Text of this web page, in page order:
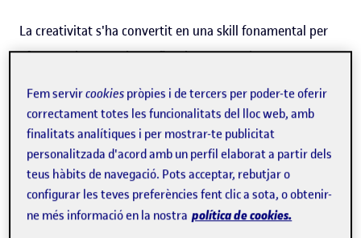
La creativitat s'ha convertit en una skill fonamental per
afrontar els reptes i aprofitar les oportunitats que ens
originals, resoldre problemes de manera innovadora i
expressar-se diferent és i serà crucial per a professionals i
organitzacions.
Els cursos de creativitat de la UOC et permeten
desenvolupar i perfeccionar progressivament aquesta
Fem servircookies pròpies i de tercers per poder-te oferir
correctament totes les funcionalitats del lloc web, amb
finalitats analítiques i per mostrar-te publicitat
personalitzada d'acord amb un perfil elaborat a partir dels
teus hàbits de navegació. Pots acceptar, rebutjar o
configurar les teves preferències fent clic a sota, o obtenir-
ne més informació en la nostra política de cookies.